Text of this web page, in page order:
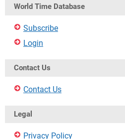
World Time Database
Subscribe
Login
Contact Us
Contact Us
Legal
Privacy Policy